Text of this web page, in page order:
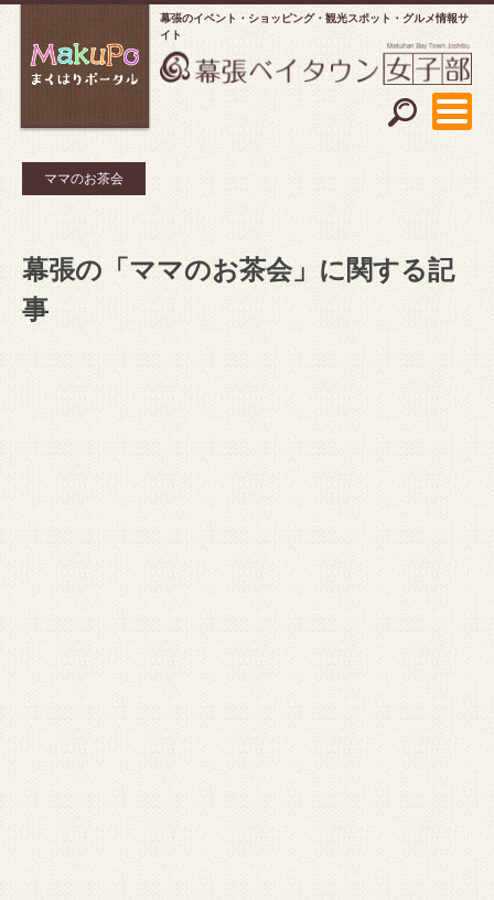
幕張のイベント・ショッピング
観光スポット・グルメ情報サ
イト
ママのお茶会
幕張の「ママのお茶会」に関する記
事